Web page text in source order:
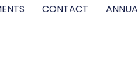
CONTACT